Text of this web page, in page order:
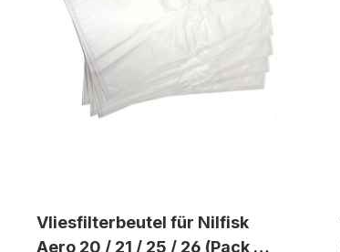
Vliesfilterbeutel für Nilfisk
Aero 20 / 21 / 25 / 26 (Pack a